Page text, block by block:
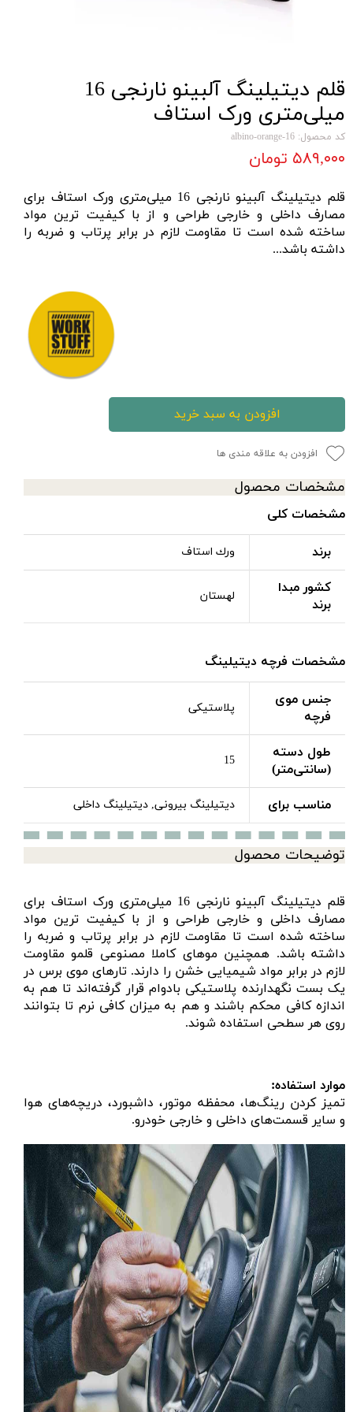
قلم دیتیلینگ آلبینو نارنجی 16
میلی‌متری ورک استاف
کد محصول: albino-orange-16
۵۸۹,۰۰۰ تومان
قلم دیتیلینگ آلبینو نارنجی 16 میلی‌متری ورک استاف برای
مصارف داخلی و خارجی طراحی و از با کیفیت ترین مواد
ساخته شده است تا مقاومت لازم در برابر پرتاب و ضربه را
داشته باشد...
افزودن به سبد خرید
افزودن به علاقه مندی ها
مشخصات محصول
مشخصات کلی
برند ورك استاف
کشور مبدا
برند
لهستان
مشخصات فرچه دیتیلینگ
جنس موی
فرچه
پلاستیکی
طول دسته
(سانتی‌متر)
15
مناسب برای دیتیلینگ بیرونی, دیتیلینگ داخلی
توضیحات محصول
قلم دیتیلینگ
آلبینو نارنجی 16 میلی‌متری ورک استاف برای
مصارف داخلی و خارجی طراحی و از با کیفیت ترین مواد
ساخته شده است تا مقاومت لازم در برابر پرتاب و ضربه را
داشته باشد. همچنین موهای کاملا مصنوعی قلمو مقاومت
لازم در برابر مواد شیمیایی خشن را دارند. تارهای موی برس در
یک بست نگهدارنده پلاستیکی بادوام قرار گرفته‌اند تا هم به
اندازه کافی محکم باشند و هم به میزان کافی نرم تا بتوانند
روی هر سطحی استفاده شوند.
موارد استفاده:
تمیز کردن رینگ‌ها، محفظه موتور، داشبورد، دریچه‌های هوا
و سایر قسمت‌های داخلی و خارجی خودرو.